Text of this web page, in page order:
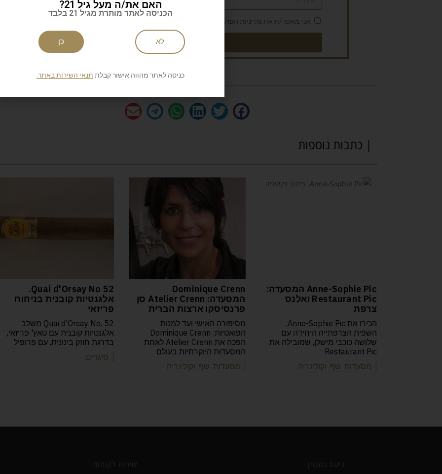
אני מאשר/ת את מדיניות הפרטיות
שליחה
| כתבות נוספות
Anne-Sophie Pic המסעדה:
Restaurant Pic ואלנס
צרפת
הכירו את Anne-Sophie Pic,
השפית הצרפתייה היחידה עם
שלושה כוכבי מישלן, שמובילה את
Restaurant Pic
| מסעדות שף וקולינריה
Dominique Crenn
המסעדה: Atelier Crenn סן
פרנסיסקו ארצות הברית
מסיפורה האישי ועד למנות
הפואטיות: Dominique Crenn
הפכה את Atelier Crenn לאחת
המסעדות היוקרתיות בעולם
| מסעדות שף וקולינריה
52 Quai d'Orsay No.
אלגנטיות קובנית בניחוח
פריזאי
Quai d'Orsay No. 52 משלב
אלגנטיות קובנית עם טאץ' פריזאי,
בדרגת חוזק בינונית, עם פרופיל
| סיגרים
האם את/ה מעל גיל 21?
הכניסה לאתר מותרת מגיל 21 בלבד
לא כן
כניסה לאתר מהווה אישור קבלת תנאי השירות באתר.